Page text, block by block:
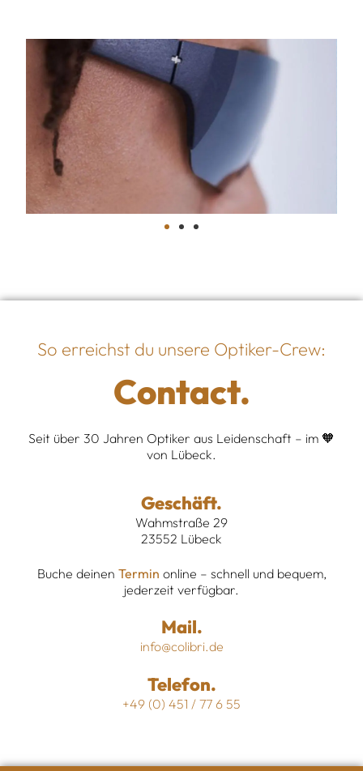
So erreichst du unsere Optiker-Crew:
Contact.
Seit über 30 Jahren Optiker aus Leidenschaft – im 🧡
von Lübeck.
Geschäft.
Wahmstraße 29
23552 Lübeck
Buche deinen Termin online – schnell und bequem,
jederzeit verfügbar.
Mail.
info@colibri.de
Telefon.
+49 (0) 451 / 77 6 55